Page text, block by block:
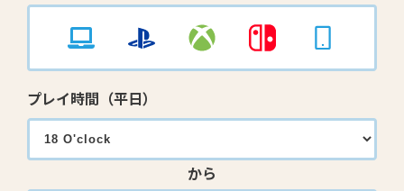
プレイ時間（平日）
から